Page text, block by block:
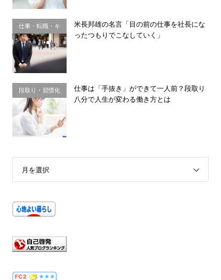
仕事・転職・キ
ャリア
米長邦雄の名言「目の前の仕事を社長にな
ったつもりでこなしていく」
段取り・習慣化
仕事は「手抜き」ができて一人前？段取り
八分で人生が変わる働き方とは
月を選択